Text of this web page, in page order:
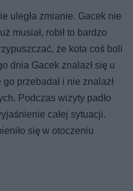
uległa zmianie. Gacek nie
musiał, robił to bardzo
że kota coś boli
dnia Gacek znalazł się u
przebadał i nie znalazł
Podczas wizyty padło
całej sytuacji.
się w otoczeniu